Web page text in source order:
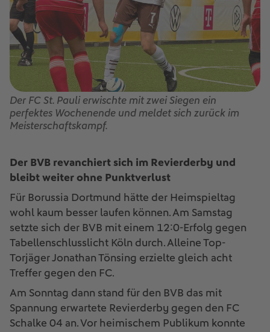
Der FC St. Pauli erwischte mit zwei Siegen ein
perfektes Wochenende und meldet sich zurück im
Meisterschaftskampf.
Der BVB revanchiert sich im Revierderby und
bleibt weiter ohne Punktverlust
Für Borussia Dortmund hätte der Heimspieltag
wohl kaum besser laufen können. Am Samstag
setzte sich der BVB mit einem 12:0-Erfolg gegen
Tabellenschlusslicht Köln durch. Alleine Top-
Torjäger Jonathan Tönsing erzielte gleich acht
Treffer gegen den FC.
Am Sonntag dann stand für den BVB das mit
Spannung erwartete Revierderby gegen den FC
Schalke 04 an. Vor heimischem Publikum konnte